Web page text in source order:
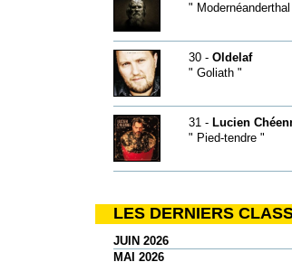
"
30 - Oldelaf
" Goliath "
31 - Lucien
" Pied-tendre "
LES DERNIERS
JUIN 2026
MAI 2026